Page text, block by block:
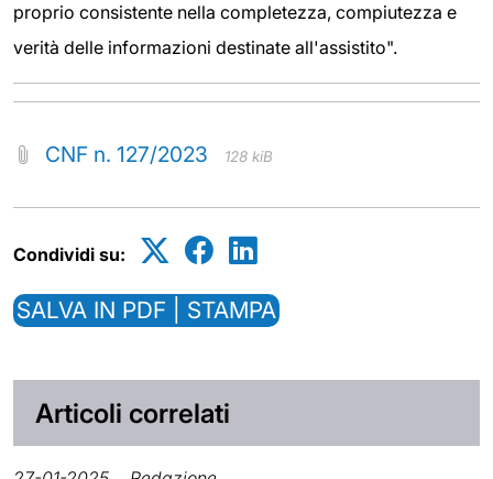
proprio consistente nella completezza, compiutezza e
verità delle informazioni destinate all'assistito".
CNF n. 127/2023 128 kiB
Condividi su:
SALVA IN PDF | STAMPA
Articoli correlati